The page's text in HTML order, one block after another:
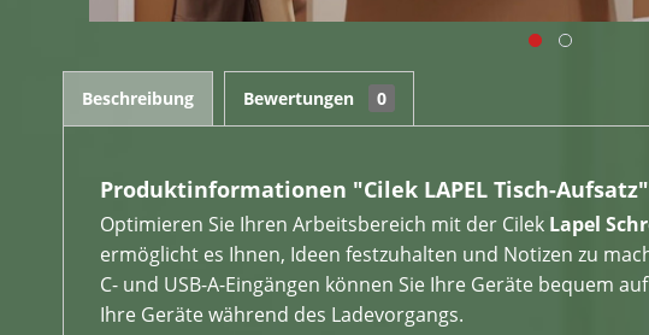
Beschreibung Bewertungen 0
Produktinformationen "Cilek LAPEL Tisch-Aufsatz"
Optimieren Sie Ihren Arbeitsbereich mit der Cilek Lapel
ermöglicht es Ihnen, Ideen festzuhalten und Notizen zu
C- und USB-A-Eingängen können Sie Ihre Geräte bequem
Ihre Geräte während des Ladevorgangs.